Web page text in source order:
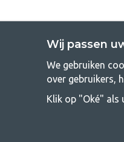
vinden dat kamperen
Wij passen
We gebruiken
over gebruikers,
Klik op "Oké" als